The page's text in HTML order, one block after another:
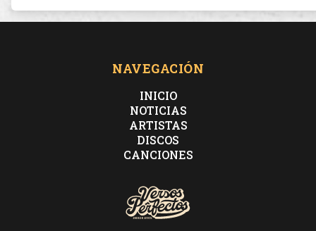
NAVEGACIÓN
INICIO
NOTICIAS
ARTISTAS
DISCOS
CANCIONES